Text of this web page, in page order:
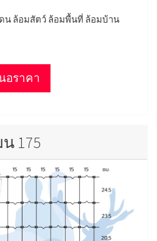
น ล้อมสัตว์ ล้อมพื้นที่ ล้อมบ้าน
อราคา
175